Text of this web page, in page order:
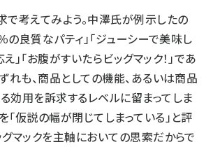
で考えてみよう。中澤氏が例示したの
の良質なパティ」「ジューシーで美味し
」「お腹がすいたらビッグマック！」であ
ずれも、商品としての機能、あるいは商品
効用を訴求するレベルに留まってしま
「仮説の幅が閉じてしまっている」と評
グマックを主軸においての思索だからで